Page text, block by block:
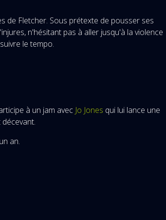
de Fletcher. Sous prétexte de pousser ses
n'hésitant pas à aller jusqu'à la violence
le tempo.
à un jam avec Jo Jones qui lui lance une
an.